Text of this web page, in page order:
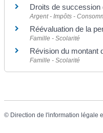
Droits de succession
Argent - Impôts -
Réévaluation de la
Famille - Scolarité
Révision du montant
Famille - Scolarité
© Direction de l'information légale